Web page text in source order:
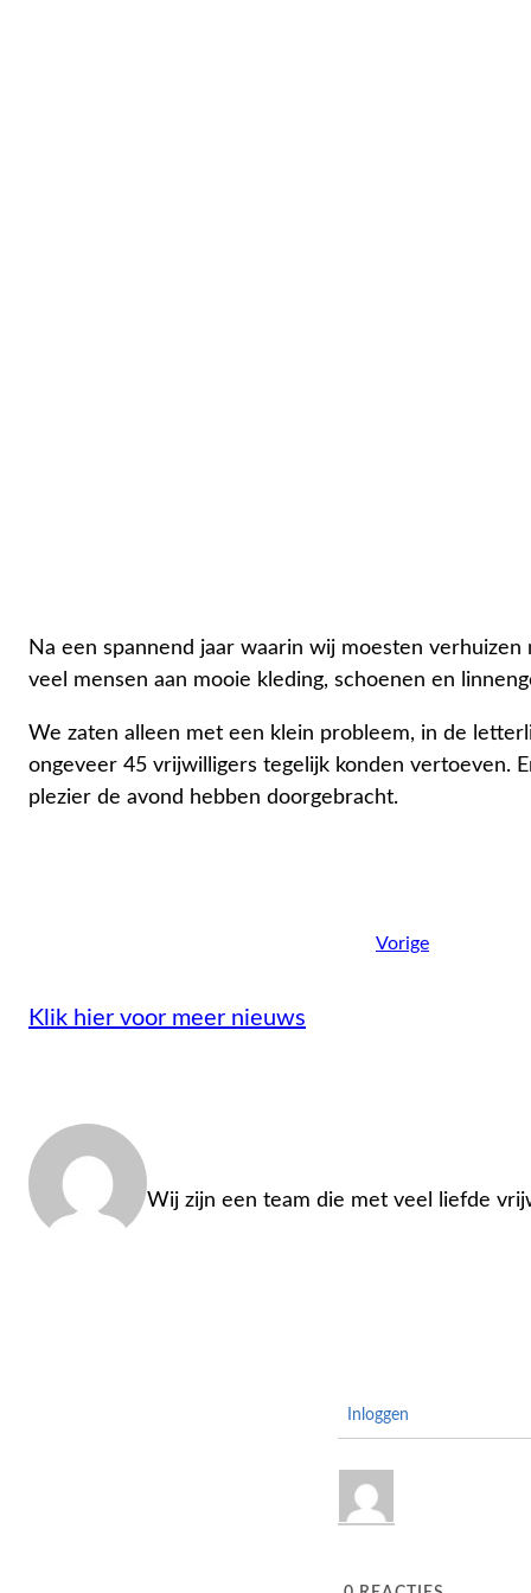
Na een spannend jaar waarin wij moesten
veel mensen aan mooie kleding, schoenen en
We zaten alleen met een klein probleem, in de
ongeveer 45 vrijwilligers tegelijk konden vertoeven.
plezier de avond hebben doorgebracht.
Vorige
Klik hier voor meer nieuws
Wij zijn een team die met veel liefde
Inloggen